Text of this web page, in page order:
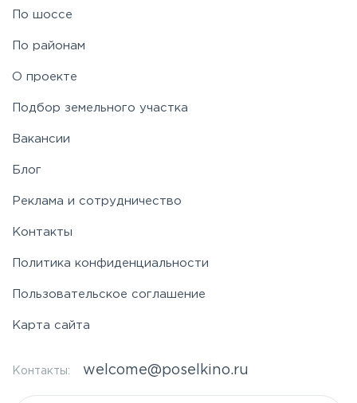
Таракановское
Щелковское
По шоссе
По районам
О проекте
Подбор земельного участка
Вакансии
Блог
Реклама и сотрудничество
Контакты
Политика конфиденциальности
Пользовательское соглашение
Карта сайта
Контакты: welcome@poselkino.ru